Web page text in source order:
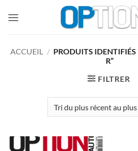
ACCUEIL / PRODUITS IDENTIFIÉS
R”
FILTRER